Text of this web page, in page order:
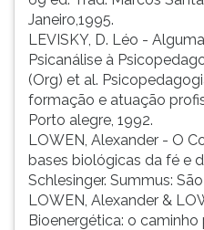
Janeiro,1995.
LEVISKY, D. Léo -
Psicanálise à
(Org) et al.
formação e atuação
Porto alegre, 1992.
LOWEN, Alexander - O
bases biológicas da fé e
Schlesinger. Summus:
LOWEN, Alexander &
Bioenergética: o